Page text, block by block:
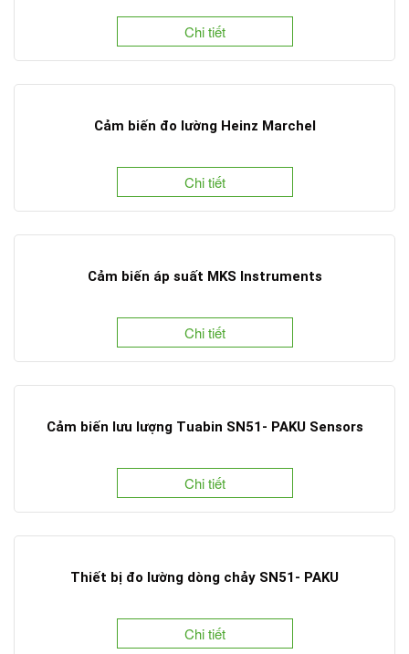
Chi tiết
Cảm biến đo lường Heinz Marchel
Chi tiết
Cảm biến áp suất MKS Instruments
Chi tiết
Cảm biến lưu lượng Tuabin SN51- PAKU Sensors
Chi tiết
Thiết bị đo lường dòng chảy SN51- PAKU
Chi tiết